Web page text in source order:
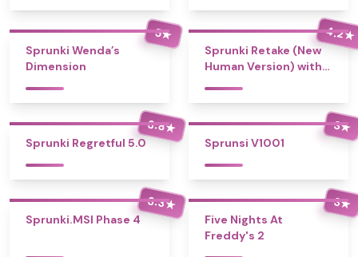
5★
Sprunki Wenda’s
Dimension
4.2★
Sprunki Retake (New
Human Version) with
3.8★
Sprunki Regretful 5.0
3★
Sprunsi V1001
3.3★
Sprunki.MSI Phase 4
3★
Five Nights At
Freddy's 2